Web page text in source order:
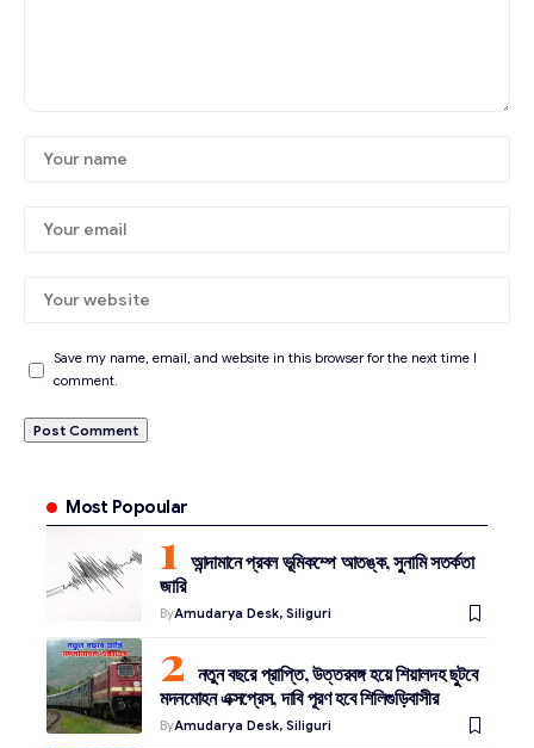
Save my name, email, and website in this browser for the next time I
comment.
Most Popoular
আন্দামানে প্রবল ভূমিকম্পে আতঙ্ক, সুনামি সতর্কতা
জারি
ByAmudarya Desk, Siliguri
নতুন বছরে প্রাপ্তি, উত্তরবঙ্গ হয়ে শিয়ালদহ ছুটবে
মদনমোহন এক্সপ্রেস, দাবি পূরণ হবে শিলিগুড়িবাসীর
ByAmudarya Desk, Siliguri